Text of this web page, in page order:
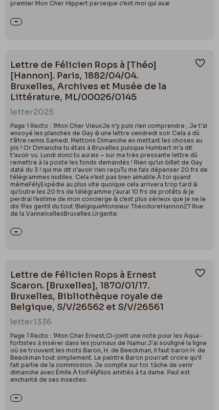
premier Mon Cher Hippert parceque c’est moi qui avai
Lettre de Félicien Rops à [Théo]
[Hannon]. Paris, 1882/04/04.
Bruxelles, Archives et Musée de la
Littérature, ML/00026/0145
letter2025
Page 1 Recto : 1Mon Cher VieuxJe n’y puis rien comprendre ; Je t’ai
envoyé les planches de Gay & une lettre vendredi soir Cela a dû
t’être remis Samedi. Mettons Dimanche en mettant les choses au
pis ! Or Dimanche tu étais à Bruxelles puisque Humbert m’a dit
t’avoir vu. Lundi donc tu aurais – sur ma très pressante lettre dû
remettre à la poste les fonds demandés ! Rien qu’un billet de Gay
daté du 3 ! qui me dit n’avoir rien reçuTu me fais dépenser 20 frs de
télégrammes inutiles. Cela n’est pas bien aimable.À toi quand
mêmeFélyExpédie au plus vite quoique cela arrivera trop tard &
qu’outre les 20 frs de télégramme j’aurai 10 frs de protêts & je
perdrai l’estime de mon concierge & c’est plus sérieux que je ne le
dis !Pas gentil du tout !BelgiqueMonsieur ThéodoreHannon27 Rue
de la VanneIxellesBruxelles.Urgente.
Lettre de Félicien Rops à Ernest
Scaron. [Bruxelles], 1870/01/17.
Bruxelles, Bibliothèque royale de
Belgique, S/V/26562 et S/V/26561
letter1336
Page 1 Recto : 1Mon Cher Ernest,Ci-joint une note pour les Aqua-
fortistes à insérer dans les journaux de Namur.J'ai souligné la ligne
où se trouvent les mots Baron, H. de Beeckman, il faut baron H. de
Beeckman tout simplement. Le peintre Baron pourrait croire qu'il
fait partie de la commission. Je compte sur toi. tâche de venir
dimanche avec Émile.À toiFélÿNos amitiés à ta dame. Paul est
enchanté de ses insectes.